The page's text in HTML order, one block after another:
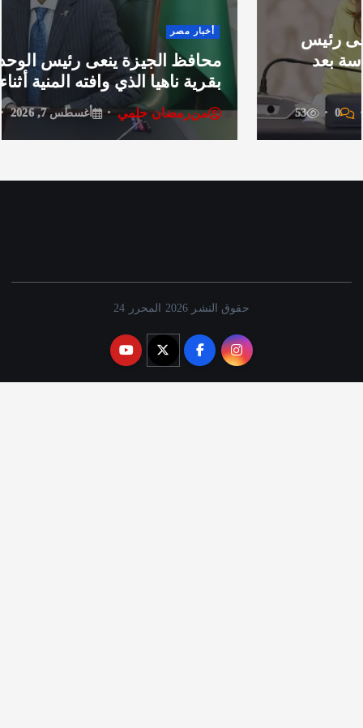
مصر
الجيزة ينعى رئيس الوحدة المحلية
ناهيا الذي وافته المنية أثناء أداء واجبه..
رمضان حلمي أغسطس 7, 2026 0
20 من
حقوق النشر 2026 المحرر 24